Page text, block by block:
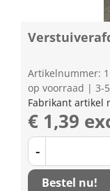
Artikelnummer:
op voorraad | 3-
Fabrikant artikel
€ 1,39
-
Bestel nu!